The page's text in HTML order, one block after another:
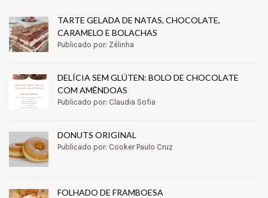
TARTE GELADA DE NATAS, CHOCOLATE,
CARAMELO E BOLACHAS
Publicado por: Zélinha
DELÍCIA SEM GLÚTEN: BOLO DE CHOCOLATE
COM AMÊNDOAS
Publicado por: Claudia Sofia
DONUTS ORIGINAL
Publicado por: Cooker Paulo Cruz
FOLHADO DE FRAMBOESA